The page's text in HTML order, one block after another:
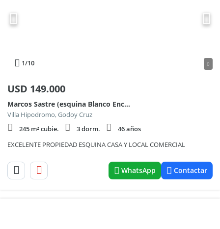
1/10 0
USD 149.000
Marcos Sastre (esquina Blanco Encalada) 1100
Villa Hipodromo, Godoy Cruz
245 m² cubie.
3 dorm.
46 años
EXCELENTE PROPIEDAD ESQUINA CASA Y LOCAL COMERCIAL
WhatsApp Contactar